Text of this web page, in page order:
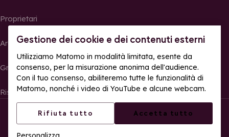
Gestione dei cookie e dei contenuti esterni
Utilizziamo Matomo in modalità limitata, esente da
consenso, per la misurazione anonima dell'audience.
Con il tuo consenso, abiliteremo tutte le funzionalità di
Matomo, nonché i video di YouTube e alcune webcam.
Rifiuta tutto Accetta tutto
Proprietari
Area Stampa
Gruppi, seminari e tour operator
Risultati e foto delle gare
© La Rosière – Tutti i diritti riservati